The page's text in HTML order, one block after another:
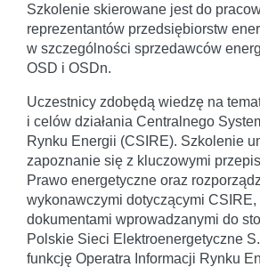
Szkolenie skierowane jest do
reprezentantów przedsiębiorstw
w szczególności sprzedawców
OSD i OSDn.
Uczestnicy zdobędą wiedzę na
i celów działania Centralnego
Rynku Energii (CSIRE). Szkolenie
zapoznanie się z kluczowymi
Prawo energetyczne oraz
wykonawczymi dotyczącymi CSIRE,
dokumentami wprowadzanymi do
Polskie Sieci Elektroenergetyczne
funkcję Operatra Informacji Rynku